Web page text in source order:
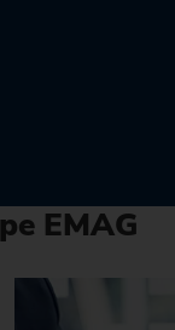
EMAG